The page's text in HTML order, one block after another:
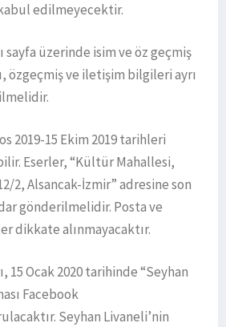
edilmeyecektir.
sayfa üzerinde isim ve öz geçmiş
özgeçmiş ve iletişim bilgileri ayrı
2019-15 Ekim 2019 tarihleri
Eserler, “Kültür Mahallesi,
2, Alsancak-İzmir” adresine son
gönderilmelidir. Posta ve
dikkate alınmayacaktır.
15 Ocak 2020 tarihinde “Seyhan
Facebook
Seyhan Livaneli’nin